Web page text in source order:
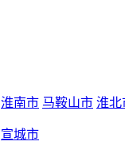
淮南市 马鞍山市 淮北
宣城市